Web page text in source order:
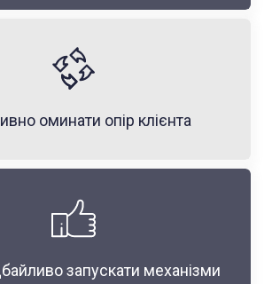
оминати опір клієнта
запускати механізми